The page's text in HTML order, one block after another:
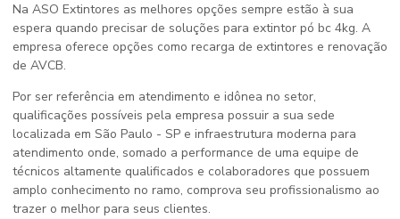
Na ASO Extintores as melhores opções sempre estão à sua
espera quando precisar de soluções para extintor pó bc 4kg. A
empresa oferece opções como recarga de extintores e renovação
de AVCB.
Por ser referência em atendimento e idônea no setor,
qualificações possíveis pela empresa possuir a sua sede
localizada em São Paulo - SP e infraestrutura moderna para
atendimento onde, somado a performance de uma equipe de
técnicos altamente qualificados e colaboradores que possuem
amplo conhecimento no ramo, comprova seu profissionalismo ao
trazer o melhor para seus clientes.